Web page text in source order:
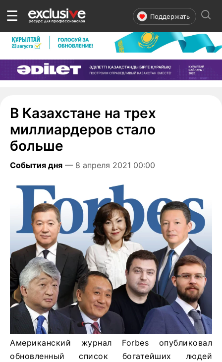
☰ Поддержать
В Казахстане на трех
миллиардеров стало
больше
События дня — 8 апреля 2021 00:00
Американский журнал Forbes опубликовал
обновленный список богатейших людей